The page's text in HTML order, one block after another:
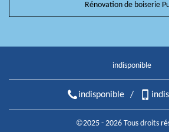
Rénovation de boiserie
indisponible
indisponible /
©2025 - 2026 Tous droits